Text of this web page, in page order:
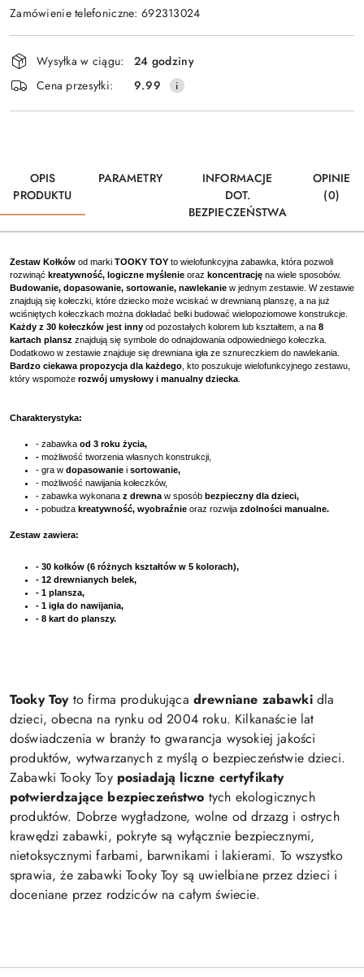
Zamówienie telefoniczne: 692313024
Dostępność
i
dostawa
Wysyłka w ciągu:
24 godziny
Cena przesyłki:
9.99
OPIS
PRODUKTU
PARAMETRY
INFORMACJE
DOT.
BEZPIECZEŃSTWA
OPINIE
(0)
Zestaw Kołków od marki TOOKY TOY to wielofunkcyjna zabawka, która pozwoli
rozwinąć kreatywność, logiczne myślenie oraz koncentrację na wiele sposobów.
Budowanie, dopasowanie, sortowanie, nawlekanie w jednym zestawie. W zestawie
znajdują się kołeczki, które dziecko może wciskać w drewnianą planszę, a na już
wciśniętych kołeczkach można dokładać belki budować wielopoziomowe konstrukcje.
Każdy z 30 kołeczków jest inny od pozostałych kolorem lub kształtem, a na 8
kartach plansz znajdują się symbole do odnajdowania odpowiedniego kołeczka.
Dodatkowo w zestawie znajduje się drewniana igła ze sznureczkiem do nawlekania.
Bardzo ciekawa propozycja dla każdego , kto poszukuje wielofunkcyjnego zestawu,
który wspomoże rozwój umysłowy i manualny dziecka
Charakterystyka:
- zabawka od 3 roku życia,
- możliwość tworzenia własnych konstrukcji,
- gra w dopasowanie i sortowanie,
- możliwość nawijania kołeczków,
- zabawka wykonana z drewna w sposób bezpieczny dla dzieci,
- pobudza kreatywność, wyobraźnie oraz rozwija zdolności manualne.
Zestaw zawiera:
- 30 kołków (6 różnych kształtów w 5 kolorach),
- 12 drewnianych belek,
- 1 plansza,
- 1 igła do nawijania,
- 8 kart do planszy.
Tooky Toyto firma produkująca drewniane zabawkidla
dzieci, obecna na rynku od 2004 roku. Kilkanaście lat
doświadczenia w branży to gwarancja wysokiej jakości
produktów, wytwarzanych z myślą o bezpieczeństwie dzieci.
Zabawki Tooky Toy posiadają liczne certyfikaty
potwierdzające bezpieczeństwo tych ekologicznych
produktów. Dobrze wygładzone, wolne od drzazg i ostrych
krawędzi zabawki, pokryte są wyłącznie bezpiecznymi,
nietoksycznymi farbami, barwnikami i lakierami. To wszystko
sprawia, że zabawki Tooky Toy są uwielbiane przez dzieci i
doceniane przez rodziców na całym świecie.